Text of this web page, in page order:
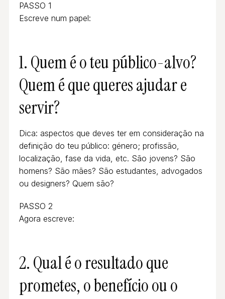
PASSO 1
Escreve num papel:
1. Quem é o teu público-alvo?
Quem é que queres ajudar e
servir?
Dica: aspectos que deves ter em consideração na
definição do teu público: género; profissão,
localização, fase da vida, etc. São jovens? São
homens? São mães? São estudantes, advogados
ou designers? Quem são?
PASSO 2
Agora escreve:
2. Qual é o resultado que
prometes, o benefício ou o